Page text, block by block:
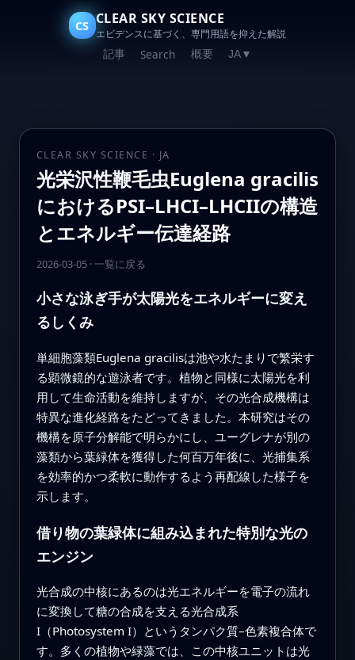
CS CLEAR SKY SCIENCE
エビデンスに基づく、専門用語を抑えた解説
記事 Search 概要 JA▼
CLEAR SKY SCIENCE · JA
光栄沢性鞭毛虫Euglena gracilis
におけるPSI–LHCI–LHCIIの構造
とエネルギー伝達経路
2026-03-05· 一覧に戻る
小さな泳ぎ手が太陽光をエネルギーに変え
るしくみ
単細胞藻類Euglena gracilisは池や水たまりで繁栄す
る顕微鏡的な遊泳者です。植物と同様に太陽光を利
用して生命活動を維持しますが、その光合成機構は
特異な進化経路をたどってきました。本研究はその
機構を原子分解能で明らかにし、ユーグレナが別の
藻類から葉緑体を獲得した何百万年後に、光捕集系
を効率的かつ柔軟に動作するよう再配線した様子を
示します。
借り物の葉緑体に組み込まれた特別な光の
エンジン
光合成の中核にあるのは光エネルギーを電子の流れ
に変換して糖の合成を支える光合成系
I（Photosystem I）というタンパク質–色素複合体で
す。多くの植物や緑藻では、この中核ユニットは光